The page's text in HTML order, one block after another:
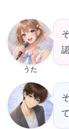
うた